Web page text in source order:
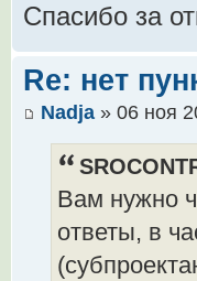
Спасибо за
Re: нет
Nadja » 06 ноя
Вам нужно
ответы, в